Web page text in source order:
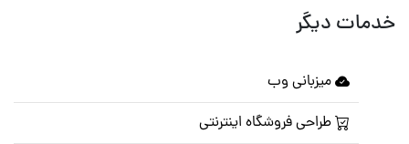
خدمات دیگر
میزبانی وب
طراحی فروشگاه اینترنتی